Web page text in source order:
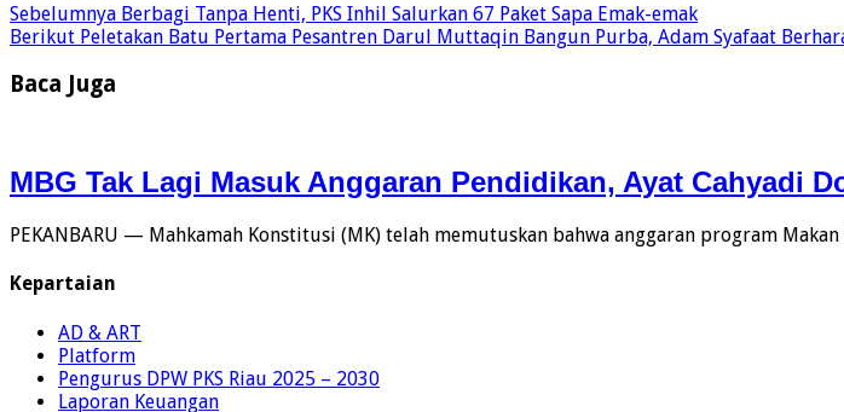
Sebelumnya Berbagi Tanpa Henti, PKS Inhil Salurkan 67 Paket Sapa Emak-emak
Berikut Peletakan Batu Pertama Pesantren Darul Muttaqin Bangun Purba, Adam Syafaat
Baca Juga
MBG Tak Lagi Masuk Anggaran Pendidikan, Ayat Cahyadi
PEKANBARU — Mahkamah Konstitusi (MK) telah memutuskan bahwa anggaran program
Kepartaian
AD & ART
Platform
Pengurus DPW PKS Riau 2025 – 2030
Laporan Keuangan